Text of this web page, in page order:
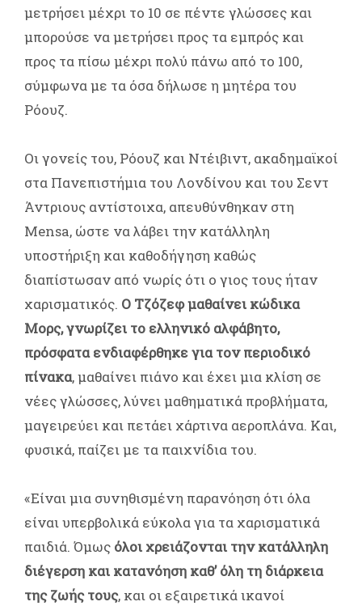
μετρήσει μέχρι το 10 σε πέντε γλώσσες και
μπορούσε να μετρήσει προς τα εμπρός και
προς τα πίσω μέχρι πολύ πάνω από το 100,
σύμφωνα με τα όσα δήλωσε η μητέρα του
Ρόουζ.
Οι γονείς του, Ρόουζ και Ντέιβιντ, ακαδημαϊκοί
στα Πανεπιστήμια του Λονδίνου και του Σεντ
Άντριους αντίστοιχα, απευθύνθηκαν στη
Mensa, ώστε να λάβει την κατάλληλη
υποστήριξη και καθοδήγηση καθώς
διαπίστωσαν από νωρίς ότι ο γιος τους ήταν
χαρισματικός. Ο Τζόζεφ μαθαίνει κώδικα
Μορς, γνωρίζει το ελληνικό αλφάβητο,
πρόσφατα ενδιαφέρθηκε για τον περιοδικό
πίνακα, μαθαίνει πιάνο και έχει μια κλίση σε
νέες γλώσσες, λύνει μαθηματικά προβλήματα,
μαγειρεύει και πετάει χάρτινα αεροπλάνα. Και,
φυσικά, παίζει με τα παιχνίδια του.
«Είναι μια συνηθισμένη παρανόηση ότι όλα
είναι υπερβολικά εύκολα για τα χαρισματικά
παιδιά. Όμως όλοι χρειάζονται την κατάλληλη
διέγερση και κατανόηση καθ’ όλη τη διάρκεια
της ζωής τους, και οι εξαιρετικά ικανοί